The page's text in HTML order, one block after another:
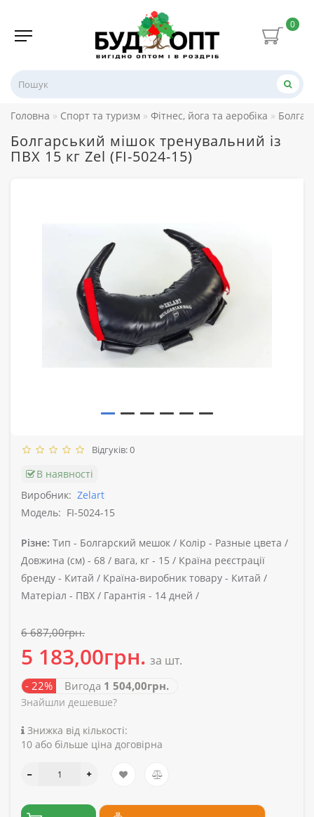
0
Головна Спорт та туризм Фітнес, йога та аеробіка
Болгарський мішок тренувальний із
ПВХ 15 кг Zel (FI-5024-15)
Відгуків: 0
В наявності
Виробник: Zelart
Модель: FI-5024-15
Різне: Тип - Болгарский мешок / Колір - Разные цвета /
Довжина (см) - 68 / вага, кг - 15 / Країна реєстрації
бренду - Китай / Країна-виробник товару - Китай /
Матеріал - ПВХ / Гарантія - 14 дней /
6 687,00грн.
5 183,00грн. за шт.
- 22% Вигода 1 504,00грн.
Знайшли дешевше?
Знижка від кількості:
10 або більше ціна договірна